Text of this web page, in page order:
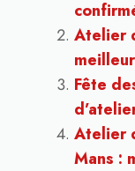
Atelier
Fête
Atelier
Mans :